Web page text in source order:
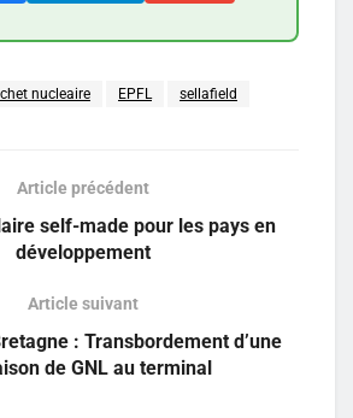
nucleaire EPFL sellafield
Article précédent
self-made pour les pays en
développement
Article suivant
: Transbordement d’une
de GNL au terminal